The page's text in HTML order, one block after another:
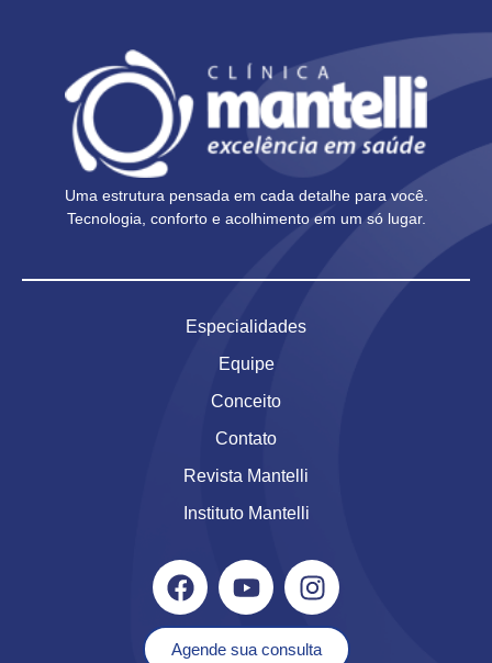
Uma estrutura pensada em cada detalhe para você.
Tecnologia, conforto e acolhimento em um só lugar.
Especialidades
Equipe
Conceito
Contato
Revista Mantelli
Instituto Mantelli
Agende sua consulta